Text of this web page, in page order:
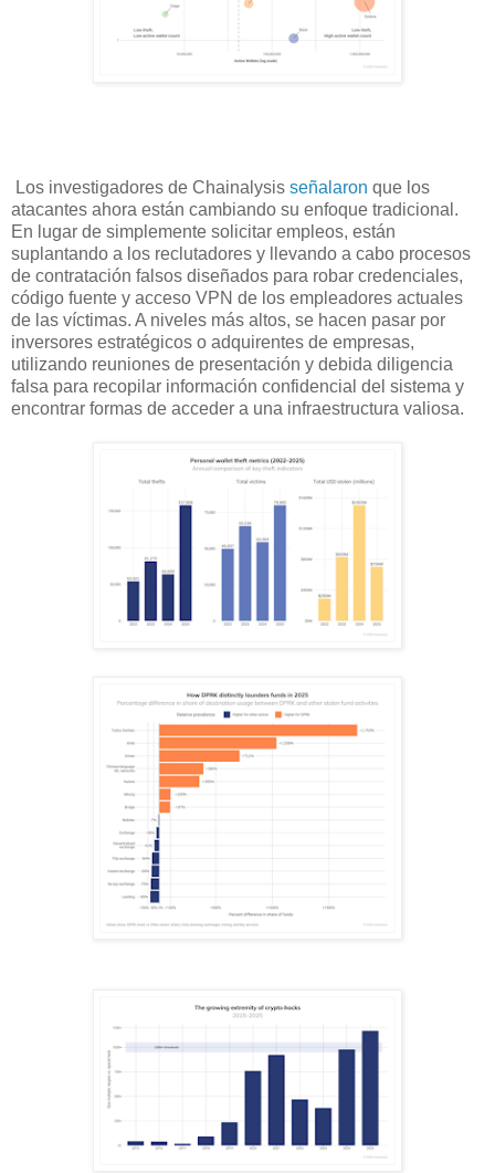
Los investigadores de Chainalysis señalaron que los
atacantes ahora están cambiando su enfoque tradicional.
En lugar de simplemente solicitar empleos, están
suplantando a los reclutadores y llevando a cabo procesos
de contratación falsos diseñados para robar credenciales,
código fuente y acceso VPN de los empleadores actuales
de las víctimas. A niveles más altos, se hacen pasar por
inversores estratégicos o adquirentes de empresas,
utilizando reuniones de presentación y debida diligencia
falsa para recopilar información confidencial del sistema y
encontrar formas de acceder a una infraestructura valiosa.